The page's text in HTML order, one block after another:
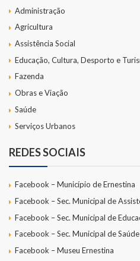
Administração
Agricultura
Assistência Social
Educação, Cultura, Desporto e
Fazenda
Obras e Viação
Saúde
Serviços Urbanos
REDES SOCIAIS
Facebook – Município de Ernestina
Facebook – Sec. Municipal de
Facebook – Sec. Municipal de
Facebook – Sec. Municipal de Saúde
Facebook – Museu Ernestina